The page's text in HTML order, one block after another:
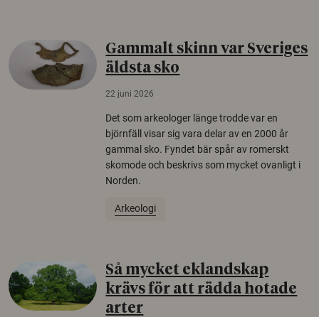
Gammalt skinn var Sveriges
äldsta sko
22 juni 2026
Det som arkeologer länge trodde var en
björnfäll visar sig vara delar av en 2000 år
gammal sko. Fyndet bär spår av romerskt
skomode och beskrivs som mycket ovanligt i
Norden.
Arkeologi
Så mycket eklandskap
krävs för att rädda hotade
arter